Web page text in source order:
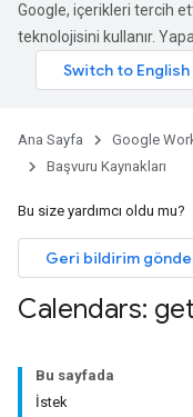
Google, içerikleri tercih
teknolojisini kullanır.
Ana Sayfa Google
Başvuru Kaynakları
Bu size yardımcı oldu mu?
Geri bildirim
Calendars: get
Bu sayfada
İstek